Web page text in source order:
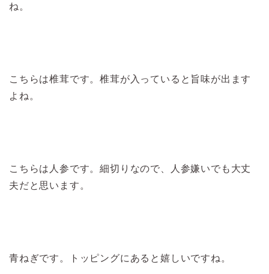
ね。
こちらは椎茸です。椎茸が入っていると旨味が出ます
よね。
こちらは人参です。細切りなので、人参嫌いでも大丈
夫だと思います。
青ねぎです。トッピングにあると嬉しいですね。